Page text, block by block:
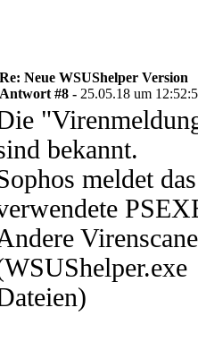
Re: Neue WSUShelper Version
Antwort #8 - 25.05.18 um
bekannt.
meldet